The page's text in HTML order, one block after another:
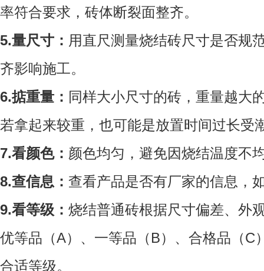
率符合要求，砖体断裂面整齐。
5.量尺寸： 用直尺测量烧结砖尺寸是否规
齐影响施工。
6.掂重量： 同样大小尺寸的砖，重量越大
若拿起来较重，也可能是放置时间过长受
7.看颜色： 颜色均匀，避免因烧结温度不
8.查信息： 查看产品是否有厂家的信息，
9.看等级： 烧结普通砖根据尺寸偏差、外
优等品（A）、一等品（B）、合格品（C
合适等级。